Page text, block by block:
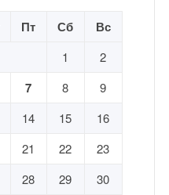
Пт Сб Вс
1
2
7 8
9
14 15
16
21 22
23
28 29
30